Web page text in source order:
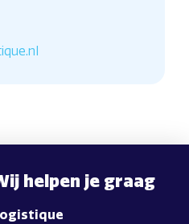
helpen je graag